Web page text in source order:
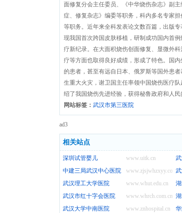
面修复分会主任委员、《中华烧伤杂志》副
症、修复杂志》编委等职务，科内多名专家
等职务。近年来全科发表论文数百篇，出版
现我国首次跨国皮肤移植，研制成功国内首
疗新纪录。在大面积烧伤创面修复、显微外
疗等方面也取得良好成绩，形成了特色。国
的患者，甚至有远自日本、俄罗斯等国外患
生重大火灾，谢卫国主任率领中国烧伤医疗
绍了我国烧伤先进经验，获得秘鲁政府和人民
网站标签： 武汉市第三医院
ad3
相关站点
www.uitk.cn
深圳试管婴儿
www.zjsjwhzxyy.com
中建三局武汉中心医院
www.whut.edu.cn
武汉理工大学医院
www.whrch.com.cn
武汉市红十字会医院
www.znhospital.cn
武汉大学中南医院